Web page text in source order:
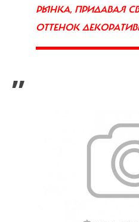
РЫНКА, ПРИДАВАЯ
ОТТЕНОК
”